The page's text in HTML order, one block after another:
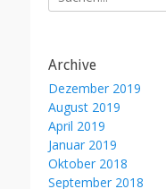
nach:
Archive
Dezember 2019
August 2019
April 2019
Januar 2019
Oktober 2018
September 2018